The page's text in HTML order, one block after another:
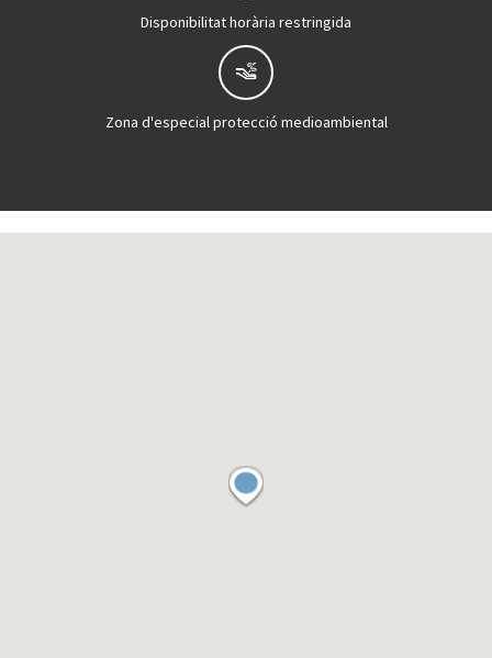
Disponibilitat horària restringida
Zona d'especial protecció medioambiental